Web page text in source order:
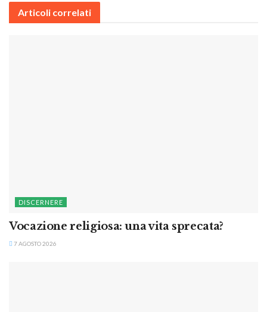
Articoli correlati
DISCERNERE
Vocazione religiosa: una vita sprecata?
7 AGOSTO 2026